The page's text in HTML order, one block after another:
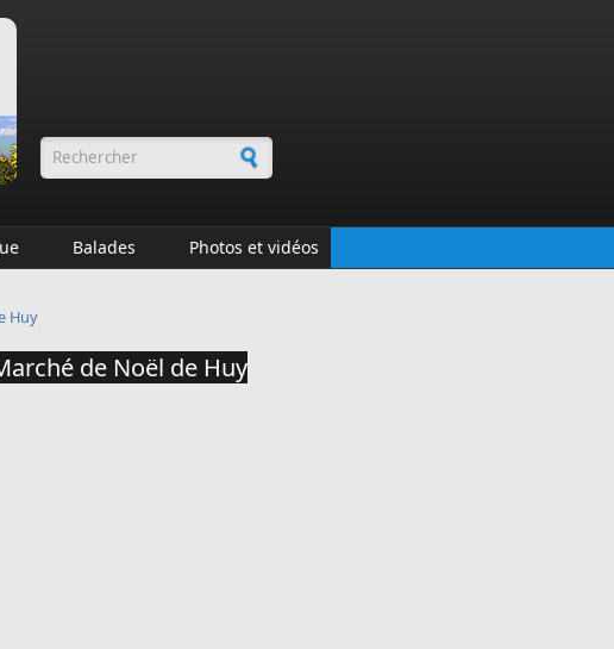
Formulaire de recherche
Balades Photos et vidéos
Huy
de Noël de Huy